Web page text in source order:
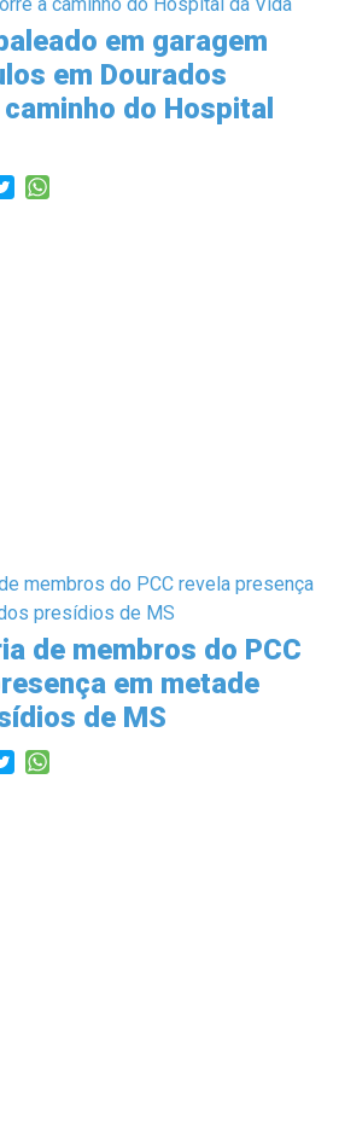
em garagem
em Dourados
do Hospital
de membros do PCC
em metade
de MS